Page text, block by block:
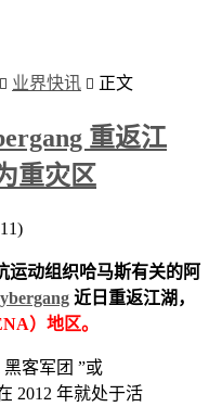
 业界快讯  正文
重返江
重灾区
运动组织哈马斯有关的阿
近日重返江湖，
）地区。
黑客军团 ”或
2012 年就处于活